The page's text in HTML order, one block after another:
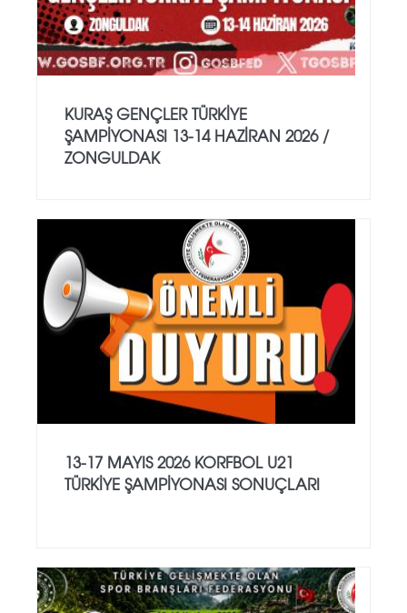
KURAŞ GENÇLER TÜRKİYE
ŞAMPİYONASI 13-14 HAZİRAN 2026 /
ZONGULDAK
13-17 MAYIS 2026 KORFBOL U21
TÜRKİYE ŞAMPİYONASI SONUÇLARI